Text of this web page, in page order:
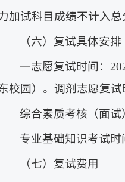
加试科目成绩不计入
（六）复试具体安排
一志愿复试时间：
校园）。调剂志愿复试
综合素质考核（面试
专业基础知识考试时
（七）复试费用